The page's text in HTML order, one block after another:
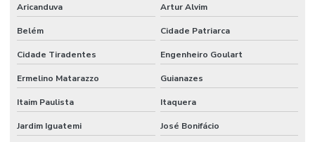
Aricanduva Artur Alvim
Belém Cidade Patriarca
Cidade Tiradentes Engenheiro Goulart
Ermelino Matarazzo Guianazes
Itaim Paulista Itaquera
Jardim Iguatemi José Bonifácio